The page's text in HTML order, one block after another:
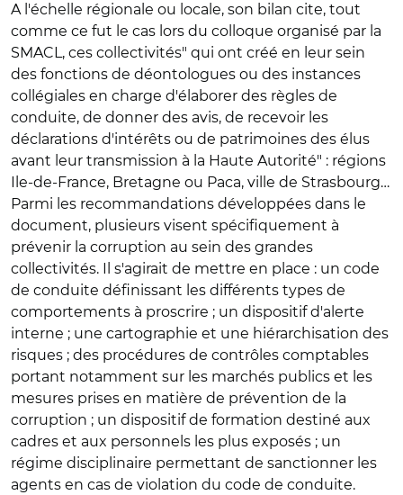
A l'échelle régionale ou locale, son bilan cite, tout
comme ce fut le cas lors du colloque organisé par la
SMACL, ces collectivités" qui ont créé en leur sein
des fonctions de déontologues ou des instances
collégiales en charge d'élaborer des règles de
conduite, de donner des avis, de recevoir les
déclarations d'intérêts ou de patrimoines des élus
avant leur transmission à la Haute Autorité" : régions
Ile-de-France, Bretagne ou Paca, ville de Strasbourg…
Parmi les recommandations développées dans le
document, plusieurs visent spécifiquement à
prévenir la corruption au sein des grandes
collectivités. Il s'agirait de mettre en place : un code
de conduite définissant les différents types de
comportements à proscrire ; un dispositif d'alerte
interne ; une cartographie et une hiérarchisation des
risques ; des procédures de contrôles comptables
portant notamment sur les marchés publics et les
mesures prises en matière de prévention de la
corruption ; un dispositif de formation destiné aux
cadres et aux personnels les plus exposés ; un
régime disciplinaire permettant de sanctionner les
agents en cas de violation du code de conduite.